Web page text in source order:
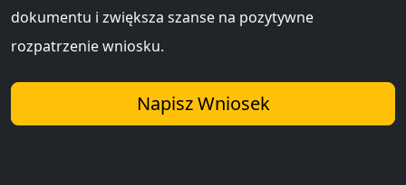
dokumentu i zwiększa szanse na pozytywne
rozpatrzenie wniosku.
Napisz Wniosek